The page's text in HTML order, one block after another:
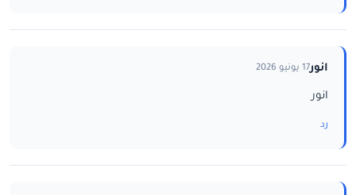
انور17 يونيو 2026
انور
رد